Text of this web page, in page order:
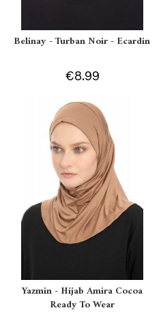
Belinay - Turban Noir - Ecardin
€8.99
Yazmin - Hijab Amira Cocoa
Ready To Wear